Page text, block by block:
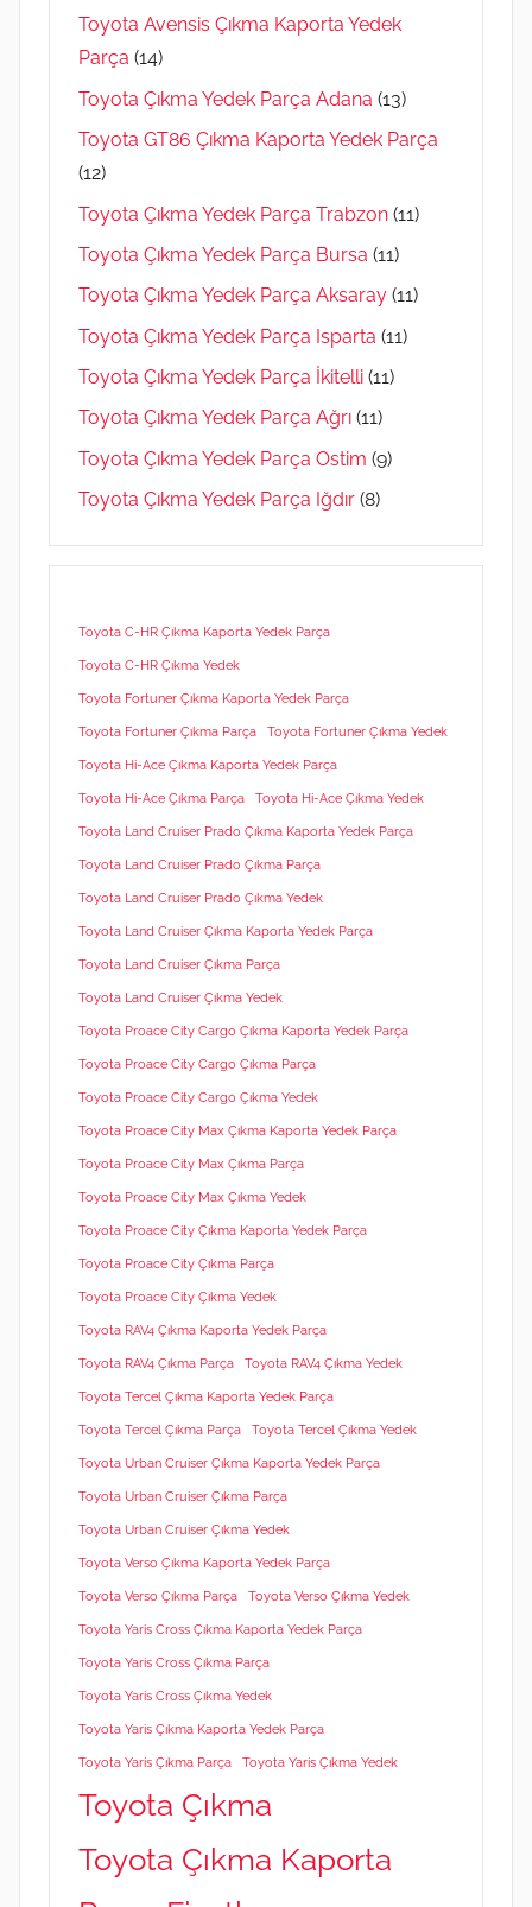
Toyota Avensis Çıkma Kaporta Yedek
Parça (14)
Toyota Çıkma Yedek Parça Adana (13)
Toyota GT86 Çıkma Kaporta Yedek Parça
(12)
Toyota Çıkma Yedek Parça Trabzon (11)
Toyota Çıkma Yedek Parça Bursa (11)
Toyota Çıkma Yedek Parça Aksaray (11)
Toyota Çıkma Yedek Parça Isparta (11)
Toyota Çıkma Yedek Parça İkitelli (11)
Toyota Çıkma Yedek Parça Ağrı (11)
Toyota Çıkma Yedek Parça Ostim (9)
Toyota Çıkma Yedek Parça Iğdır (8)
Toyota C-HR Çıkma Kaporta Yedek Parça
Toyota C-HR Çıkma Yedek
Toyota Fortuner Çıkma Kaporta Yedek Parça
Toyota Fortuner Çıkma Parça Toyota Fortuner Çıkma Yedek
Toyota Hi-Ace Çıkma Kaporta Yedek Parça
Toyota Hi-Ace Çıkma Parça Toyota Hi-Ace Çıkma Yedek
Toyota Land Cruiser Prado Çıkma Kaporta Yedek Parça
Toyota Land Cruiser Prado Çıkma Parça
Toyota Land Cruiser Prado Çıkma Yedek
Toyota Land Cruiser Çıkma Kaporta Yedek Parça
Toyota Land Cruiser Çıkma Parça
Toyota Land Cruiser Çıkma Yedek
Toyota Proace City Cargo Çıkma Kaporta Yedek Parça
Toyota Proace City Cargo Çıkma Parça
Toyota Proace City Cargo Çıkma Yedek
Toyota Proace City Max Çıkma Kaporta Yedek Parça
Toyota Proace City Max Çıkma Parça
Toyota Proace City Max Çıkma Yedek
Toyota Proace City Çıkma Kaporta Yedek Parça
Toyota Proace City Çıkma Parça
Toyota Proace City Çıkma Yedek
Toyota RAV4 Çıkma Kaporta Yedek Parça
Toyota RAV4 Çıkma Parça Toyota RAV4 Çıkma Yedek
Toyota Tercel Çıkma Kaporta Yedek Parça
Toyota Tercel Çıkma Parça Toyota Tercel Çıkma Yedek
Toyota Urban Cruiser Çıkma Kaporta Yedek Parça
Toyota Urban Cruiser Çıkma Parça
Toyota Urban Cruiser Çıkma Yedek
Toyota Verso Çıkma Kaporta Yedek Parça
Toyota Verso Çıkma Parça Toyota Verso Çıkma Yedek
Toyota Yaris Cross Çıkma Kaporta Yedek Parça
Toyota Yaris Cross Çıkma Parça
Toyota Yaris Cross Çıkma Yedek
Toyota Yaris Çıkma Kaporta Yedek Parça
Toyota Yaris Çıkma Parça Toyota Yaris Çıkma Yedek
Toyota Çıkma
Toyota Çıkma Kaporta